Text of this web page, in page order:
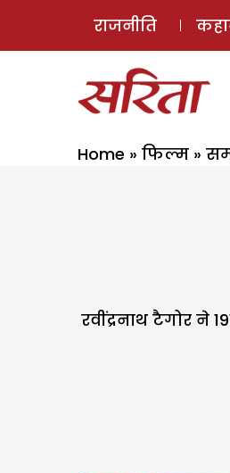
राजनीति
Home » फिल्म »
रवींद्रनाथ टैगोर ने